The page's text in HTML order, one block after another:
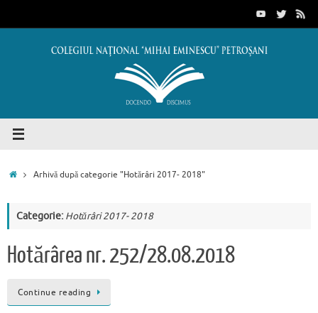
PrimaArhivă după categorie "Hotărâri 2017- 2018"
Categorie: Hotărâri 2017- 2018
Hotărârea nr. 252/28.08.2018
Continue reading